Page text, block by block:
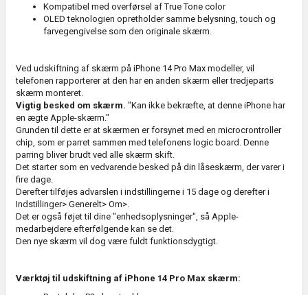
Kompatibel med overførsel af True Tone color
OLED teknologien opretholder samme belysning, touch og
farvegengivelse som den originale skærm.
Ved udskiftning af skærm på iPhone 14 Pro Max modeller, vil
telefonen rapporterer at den har en anden skærm eller tredjeparts
skærm monteret.
Vigtig besked om skærm. "Kan ikke bekræfte, at denne iPhone har
en ægte Apple-skærm."
Grunden til dette er at skærmen er forsynet med en microcrontroller
chip, som er parret sammen med telefonens logic board. Denne
parring bliver brudt ved alle skærm skift.
Det starter som en vedvarende besked på din låseskærm, der varer i
fire dage.
Derefter tilføjes advarslen i indstillingerne i 15 dage og derefter i
Indstillinger> Generelt> Om>.
Det er også føjet til dine "enhedsoplysninger", så Apple-
medarbejdere efterfølgende kan se det.
Den nye skærm vil dog være fuldt funktionsdygtigt.
Værktøj til udskiftning af iPhone 14 Pro Max skærm: